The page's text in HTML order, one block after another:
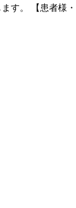
す。 【患者様・